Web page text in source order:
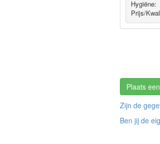
Hygiëne‎:
Prijs/
Plaats
Zijn de
Ben jij de